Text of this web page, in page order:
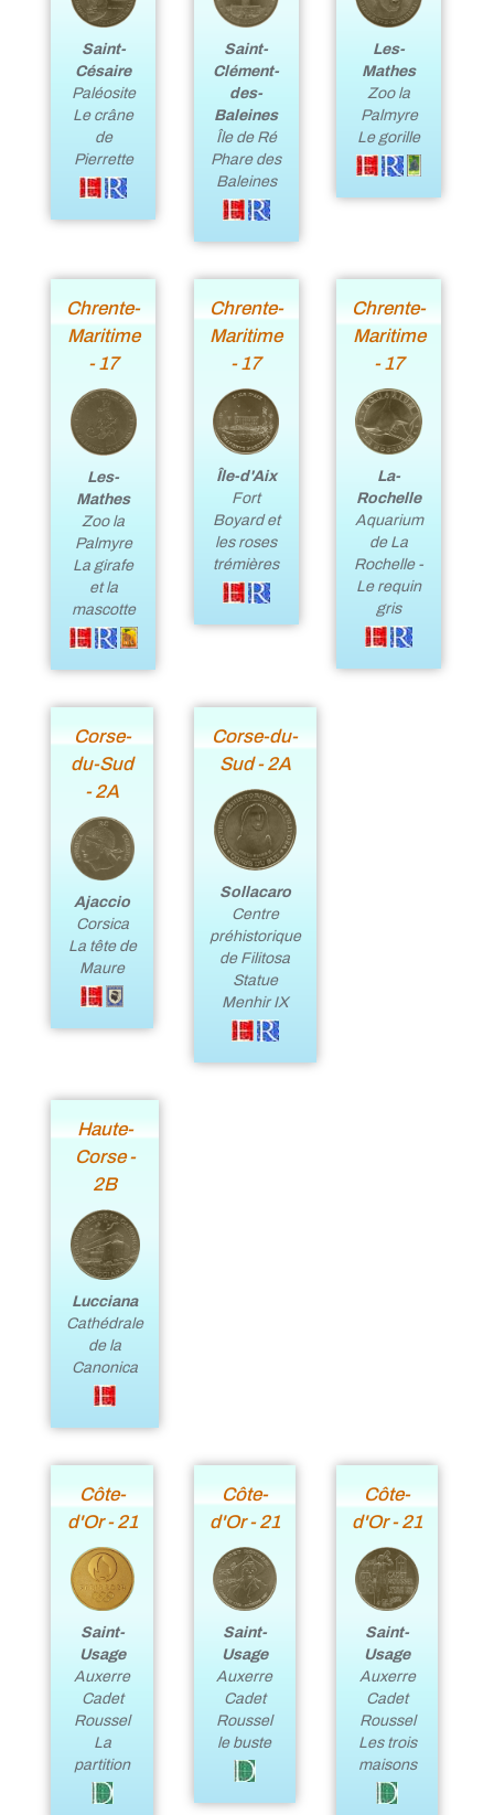
Saint-
Césaire
Paléosite
Le crâne
de
Pierrette
Saint-
Clément-
des-
Baleines
Île de Ré
Phare des
Baleines
Les-
Mathes
Zoo la
Palmyre
Le gorille
Chrente-
Maritime
- 17
Les-
Mathes
Zoo la
Palmyre
La girafe
et la
mascotte
Chrente-
Maritime
- 17
Île-d'Aix
Fort
Boyard et
les roses
trémières
Chrente-
Maritime
- 17
La-
Rochelle
Aquarium
de La
Rochelle -
Le requin
gris
Corse-
du-Sud
- 2A
Ajaccio
Corsica
La tête de
Maure
Corse-du-
Sud - 2A
Sollacaro
Centre
préhistorique
de Filitosa
Statue
Menhir IX
Haute-
Corse -
2B
Lucciana
Cathédrale
de la
Canonica
Côte-
d'Or - 21
Saint-
Usage
Auxerre
Cadet
Roussel
La
partition
Côte-
d'Or - 21
Saint-
Usage
Auxerre
Cadet
Roussel
le buste
Côte-
d'Or - 21
Saint-
Usage
Auxerre
Cadet
Roussel
Les trois
maisons